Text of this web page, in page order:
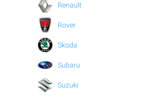
Renault
Rover
Skoda
Subaru
Suzuki